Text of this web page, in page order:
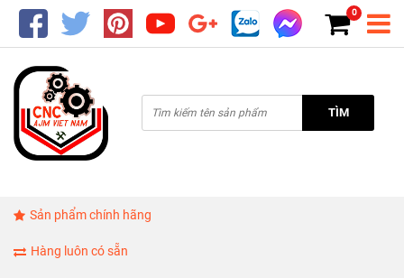
0
TÌM
Sản phẩm chính hãng
Hàng luôn có sẵn